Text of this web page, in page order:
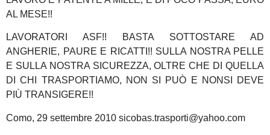
AL MESE!!
LAVORATORI ASF!! BASTA SOTTOSTARE AD
ANGHERIE, PAURE E RICATTI!! SULLA NOSTRA PELLE
E SULLA NOSTRA SICUREZZA, OLTRE CHE DI QUELLA
DI CHI TRASPORTIAMO, NON SI PUÒ E NONSI DEVE
PIÙ TRANSIGERE!!
Como, 29 settembre 2010 sicobas.trasporti@yahoo.com